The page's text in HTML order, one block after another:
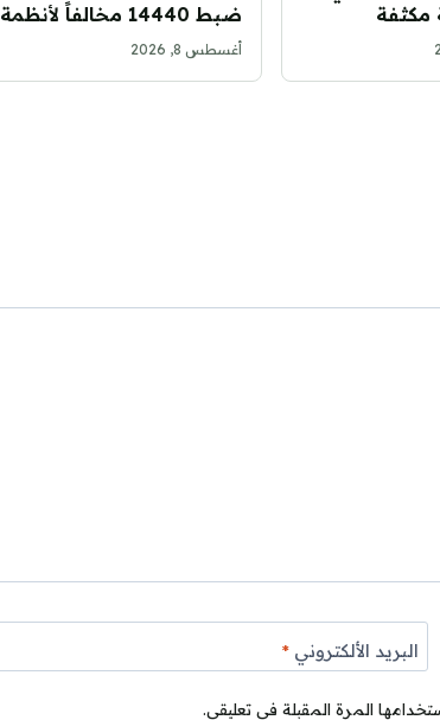
مكثفة
أسبوع
ضبط 14440 مخالفاً لأنظمة
الإقامة والعمل وأمن الحدود
أغسطس 8, 2026
البريد الألكتروني *
المرة المقبلة في تعليقي.